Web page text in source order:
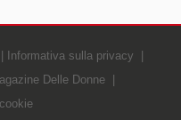
Informativa sulla privacy
Delle Donne